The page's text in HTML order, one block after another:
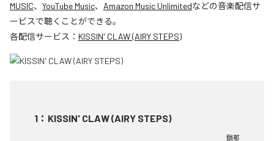
MUSIC、 YouTube Music、 Amazon Music Unlimitedなどの音楽配信サ
ービスで聴くことができる。
各配信サービス： KISSIN' CLAW (AIRY STEPS)
1 ： KISSIN' CLAW (AIRY STEPS)
鎖那